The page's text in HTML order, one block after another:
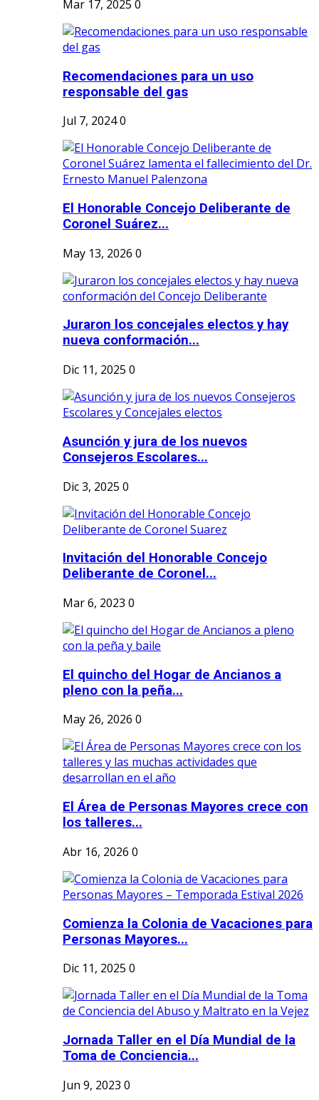
Mar 17, 2025 0
Recomendaciones para un uso
responsable del gas
Jul 7, 20240
El Honorable Concejo Deliberante de
Coronel Suárez...
May 13, 2026 0
Juraron los concejales electos y hay
nueva conformación...
Dic 11, 2025 0
Asunción y jura de los nuevos
Consejeros Escolares...
Dic 3, 2025 0
Invitación del Honorable Concejo
Deliberante de Coronel...
Mar 6, 2023 0
El quincho del Hogar de Ancianos a
pleno con la peña...
May 26, 2026 0
El Área de Personas Mayores crece con
los talleres...
Abr 16, 2026 0
Comienza la Colonia de Vacaciones para
Personas Mayores...
Dic 11, 2025 0
Jornada Taller en el Día Mundial de la
Toma de Conciencia...
Jun 9, 2023 0